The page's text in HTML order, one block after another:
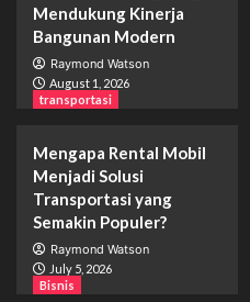
Mendukung Kinerja
Bangunan Modern
Raymond Watson
August 1, 2026
transportasi
Mengapa Rental Mobil
Menjadi Solusi
Transportasi yang
Semakin Populer?
Raymond Watson
July 5, 2026
Bisnis